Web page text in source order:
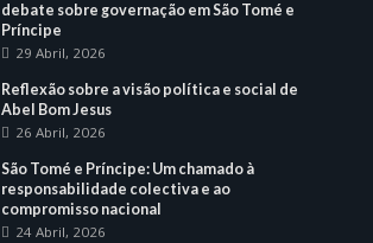
debate sobre governação em São Tomé e
Príncipe
29 Abril, 2026
Reflexão sobre a visão política e social de
Abel Bom Jesus
26 Abril, 2026
São Tomé e Príncipe: Um chamado à
responsabilidade colectiva e ao
compromisso nacional
24 Abril, 2026